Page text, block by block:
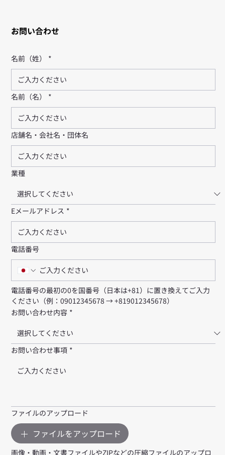
お問い合わせ
名前（姓） *
名前（名） *
店舗名・会社名・団体名
業種
Eメールアドレス *
電話番号
電話番号の最初の0を国番号（日本は+81）に置き換えてご入力
ください（例：09012345678 → +819012345678）
お問い合わせ内容 *
お問い合わせ事項 *
ファイルのアップロード
ファイルをアップロード
画像・動画・文書ファイルやZIPなどの圧縮ファイルのアップロ